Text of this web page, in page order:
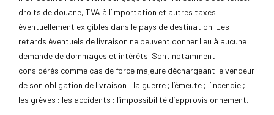
droits de douane, TVA à l’importation et autres taxes
éventuellement exigibles dans le pays de destination. Les
retards éventuels de livraison ne peuvent donner lieu à aucune
demande de dommages et intérêts. Sont notamment
considérés comme cas de force majeure déchargeant le vendeur
de son obligation de livraison : la guerre ; l’émeute ; l’incendie ;
les grèves ; les accidents ; l’impossibilité d’approvisionnement.